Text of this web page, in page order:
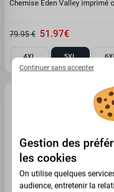
Chemise Eden Valley imprimé
79.95 € 51.97€
4XL 5XL
Continuer sans accepter
Gestion des
les cookies
On utilise quelques
audience, entretenir la